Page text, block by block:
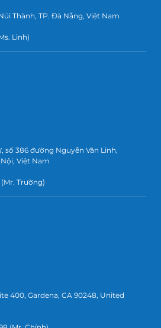
Thành, TP. Đà Nẵng, Việt Nam
Linh)
số 386 đường Nguyễn Văn Linh,
Việt Nam
(Mr. Trường)
400, Gardena, CA 90248, United